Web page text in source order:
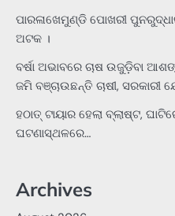
ପାରଳାଖେମୁଣ୍ଡି ପୋଖରୀ
ଅଟକ ।
ବର୍ଷା ଅଭାବରେ ଚାଷ ଉଜୁଡ଼ିବା
ଜମି ବଞ୍ଚାଉଛନ୍ତି ଚାଷୀ,
ହଠାତ୍‌ ଟାୟାର ହେଲା ବ୍ଲାଷ୍ଟ,
ଘଟଣାସ୍ଥଳରେ…
Archives